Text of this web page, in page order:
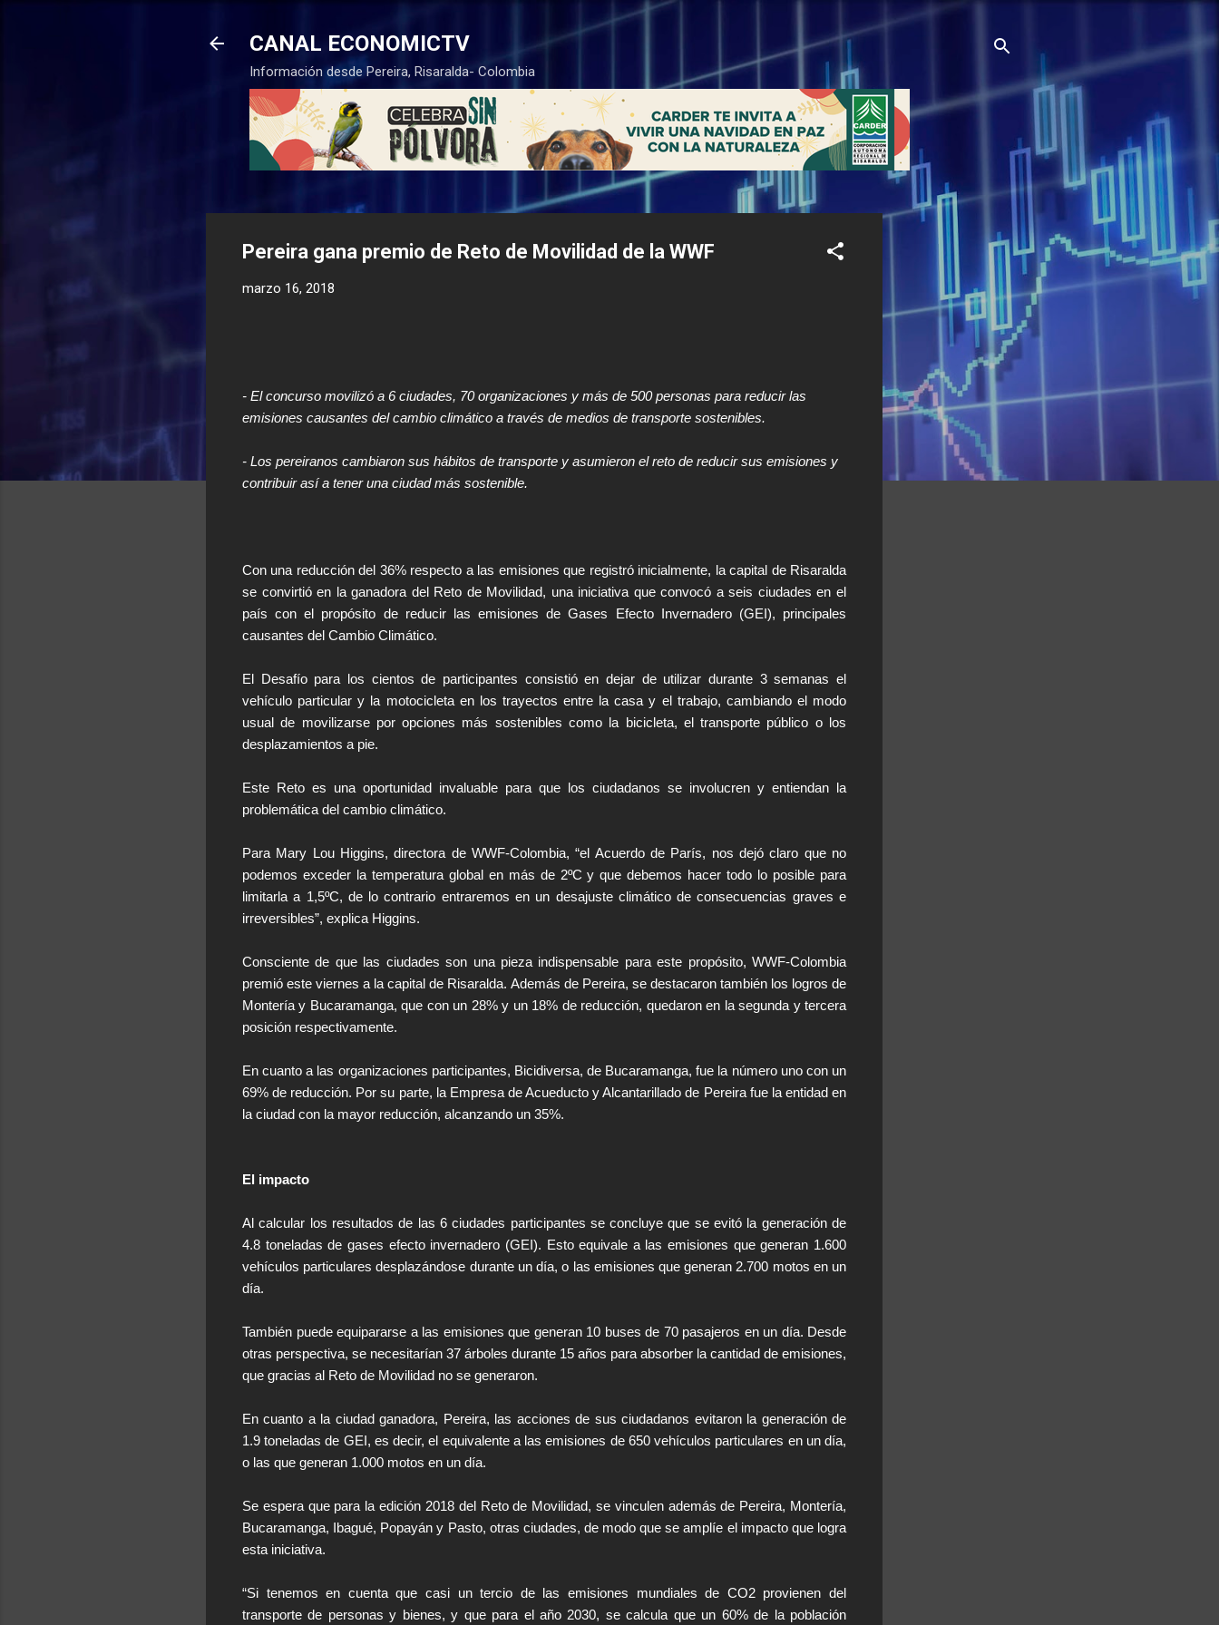
Ir al contenido principal
CANAL ECONOMICTV
Información desde Pereira, Risaralda- Colombia
Pereira gana premio de Reto de Movilidad de la WWF
marzo 16, 2018
- El concurso movilizó a 6 ciudades, 70 organizaciones y más de 500 personas para reducir las
emisiones causantes del cambio climático a través de medios de transporte sostenibles.
- Los pereiranos cambiaron sus hábitos de transporte y asumieron el reto de reducir sus emisiones y
contribuir así a tener una ciudad más sostenible.
Con una reducción del 36% respecto a las emisiones que registró inicialmente, la capital de Risaralda
se convirtió en la ganadora del Reto de Movilidad, una iniciativa que convocó a seis ciudades en el
país con el propósito de reducir las emisiones de Gases Efecto Invernadero (GEI), principales
causantes del Cambio Climático.
El Desafío para los cientos de participantes consistió en dejar de utilizar durante 3 semanas el
vehículo particular y la motocicleta en los trayectos entre la casa y el trabajo, cambiando el modo
usual de movilizarse por opciones más sostenibles como la bicicleta, el transporte público o los
desplazamientos a pie.
Este Reto es una oportunidad invaluable para que los ciudadanos se involucren y entiendan la
problemática del cambio climático.
Para Mary Lou Higgins, directora de WWF-Colombia, “el Acuerdo de París, nos dejó claro que no
podemos exceder la temperatura global en más de 2ºC y que debemos hacer todo lo posible para
limitarla a 1,5ºC, de lo contrario entraremos en un desajuste climático de consecuencias graves e
irreversibles”, explica Higgins.
Consciente de que las ciudades son una pieza indispensable para este propósito, WWF-Colombia
premió este viernes a la capital de Risaralda. Además de Pereira, se destacaron también los logros de
Montería y Bucaramanga, que con un 28% y un 18% de reducción, quedaron en la segunda y tercera
posición respectivamente.
En cuanto a las organizaciones participantes, Bicidiversa, de Bucaramanga, fue la número uno con un
69% de reducción. Por su parte, la Empresa de Acueducto y Alcantarillado de Pereira fue la entidad en
la ciudad con la mayor reducción, alcanzando un 35%.
El impacto
Al calcular los resultados de las 6 ciudades participantes se concluye que se evitó la generación de
4.8 toneladas de gases efecto invernadero (GEI). Esto equivale a las emisiones que generan 1.600
vehículos particulares desplazándose durante un día, o las emisiones que generan 2.700 motos en un
día.
También puede equipararse a las emisiones que generan 10 buses de 70 pasajeros en un día. Desde
otras perspectiva, se necesitarían 37 árboles durante 15 años para absorber la cantidad de emisiones,
que gracias al Reto de Movilidad no se generaron.
En cuanto a la ciudad ganadora, Pereira, las acciones de sus ciudadanos evitaron la generación de
1.9 toneladas de GEI, es decir, el equivalente a las emisiones de 650 vehículos particulares en un día,
o las que generan 1.000 motos en un día.
Se espera que para la edición 2018 del Reto de Movilidad, se vinculen además de Pereira, Montería,
Bucaramanga, Ibagué, Popayán y Pasto, otras ciudades, de modo que se amplíe el impacto que logra
esta iniciativa.
“Si tenemos en cuenta que casi un tercio de las emisiones mundiales de CO2 provienen del
transporte de personas y bienes, y que para el año 2030, se calcula que un 60% de la población